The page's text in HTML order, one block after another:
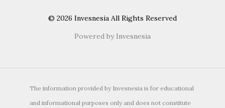
© 2026 Invesnesia All Rights Reserved
Powered by Invesnesia
The information provided by Invesnesia is for educational
and informational purposes only and does not constitute